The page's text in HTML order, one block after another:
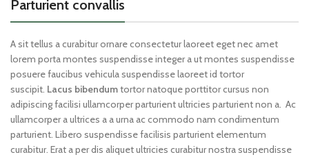
Parturient convallis
A sit tellus a curabitur ornare consectetur laoreet eget nec amet
lorem porta montes suspendisse integer a ut montes suspendisse
posuere faucibus vehicula suspendisse laoreet id tortor
suscipit. Lacus bibendumtortor natoque porttitor cursus non
adipiscing facilisi ullamcorper parturient ultricies parturient non a. Ac
ullamcorper a ultrices a a urna ac commodo nam condimentum
parturient. Libero suspendisse facilisis parturient elementum
curabitur. Erat a per dis aliquet ultricies curabitur nostra suspendisse